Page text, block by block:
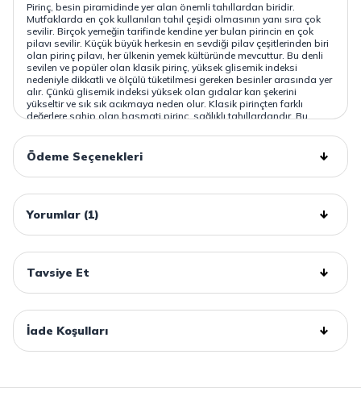
Pirinç, besin piramidinde yer alan önemli tahıllardan biridir.
Mutfaklarda en çok kullanılan tahıl çeşidi olmasının yanı sıra çok
sevilir. Birçok yemeğin tarifinde kendine yer bulan pirincin en çok
pilavı sevilir. Küçük büyük herkesin en sevdiği pilav çeşitlerinden biri
olan pirinç pilavı, her ülkenin yemek kültüründe mevcuttur. Bu denli
sevilen ve popüler olan klasik pirinç, yüksek glisemik indeksi
nedeniyle dikkatli ve ölçülü tüketilmesi gereken besinler arasında yer
alır. Çünkü glisemik indeksi yüksek olan gıdalar kan şekerini
yükseltir ve sık sık acıkmaya neden olur. Klasik pirinçten farklı
değerlere sahip olan basmati pirinç, sağlıklı tahıllardandır. Bu
faydalı ürüne ulaşabilir, güvenle satın alabilirsiniz. Mahmood Rice
Basmati Pirinci diğer pirinç çeşitlerinden ayıran temel özellikleri şu
şekilde sıralanabilir:
kendinizin ve sevdiklerinizin yaşam kalitesini yükseltebilirsiniz.
sizlere sunulur. Bu şekilde sevdiklerinize en iyi yemekleri kaliteli
ürünlerle hazırlama imkanı sunar.
Ödeme Seçenekleri
Yorumlar (1)
Tavsiye Et
İade Koşulları